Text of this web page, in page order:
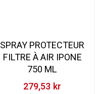
SPRAY PROTECTEUR
FILTRE À AIR IPONE
750 ML
279,53 kr‎